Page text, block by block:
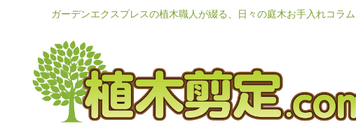
ガーデンエクスプレスの植木職人が綴る、日々の庭木お手入れコラム